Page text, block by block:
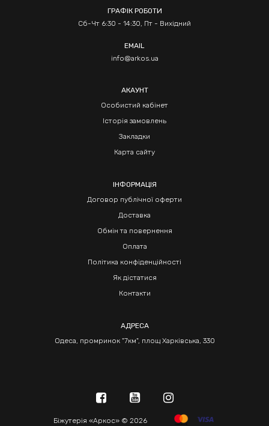
ГРАФІК РОБОТИ
Сб-Чт 6:30 - 14:30, Пт - Вихідний
EMAIL
info@arkos.ua
АКАУНТ
Особистий кабінет
Історія замовлень
Закладки
Карта сайту
ІНФОРМАЦІЯ
Договор публічної оферти
Доставка
Обмін та повернення
Оплата
Політика конфіденційності
Як дістатися
Контакти
АДРЕСА
Одеса, промринок "7км", площ Харківська, 330
Біжутерія «Аркос» © 2026